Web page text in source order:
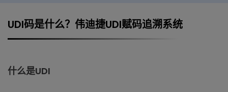
UDI码是什么？伟迪捷UDI赋码追溯系统
什么是UDI